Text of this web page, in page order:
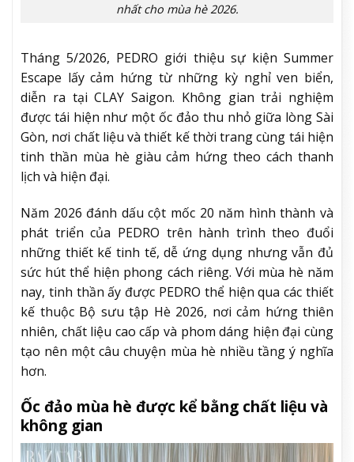
nhất cho mùa hè 2026.
Tháng 5/2026, PEDRO giới thiệu sự kiện Summer
Escape lấy cảm hứng từ những kỳ nghỉ ven biển,
diễn ra tại CLAY Saigon. Không gian trải nghiệm
được tái hiện như một ốc đảo thu nhỏ giữa lòng Sài
Gòn, nơi chất liệu và thiết kế thời trang cùng tái hiện
tinh thần mùa hè giàu cảm hứng theo cách thanh
lịch và hiện đại.
Năm 2026 đánh dấu cột mốc 20 năm hình thành và
phát triển của PEDRO trên hành trình theo đuổi
những thiết kế tinh tế, dễ ứng dụng nhưng vẫn đủ
sức hút thể hiện phong cách riêng. Với mùa hè năm
nay, tinh thần ấy được PEDRO thể hiện qua các thiết
kế thuộc Bộ sưu tập Hè 2026, nơi cảm hứng thiên
nhiên, chất liệu cao cấp và phom dáng hiện đại cùng
tạo nên một câu chuyện mùa hè nhiều tầng ý nghĩa
hơn.
Ốc đảo mùa hè được kể bằng chất liệu và
không gian